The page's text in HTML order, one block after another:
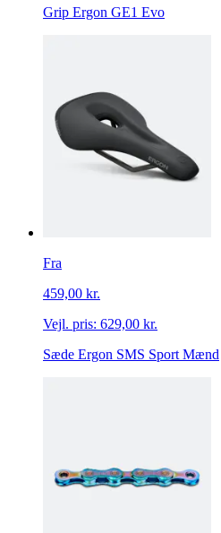
Grip Ergon GE1 Evo
Fra
459,00 kr.
Vejl. pris: 629,00 kr.
Sæde Ergon SMS Sport Mænd